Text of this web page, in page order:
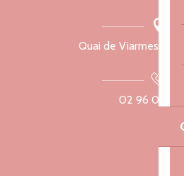
Quai de Viarmes,
02 96 05 60